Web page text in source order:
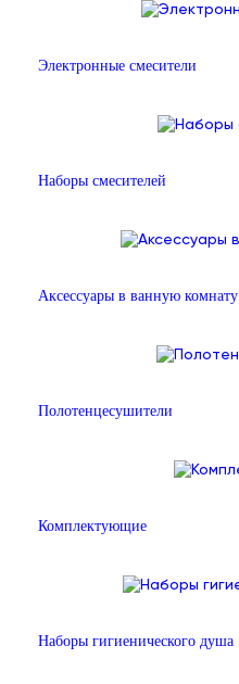
Электронные смесители
Наборы смесителей
Аксессуары в ванную комнату
Полотенцесушители
Комплектующие
Наборы гигиенического душа